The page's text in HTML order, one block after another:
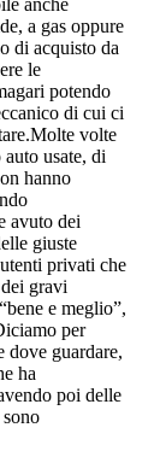
anche
a gas oppure
di acquisto da
le
potendo
di cui ci
volte
usate, di
hanno
avuto dei
giuste
privati che
gravi
e meglio”,
per
dove guardare,
ha
poi delle